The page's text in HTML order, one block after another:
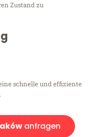
Zustand zu
schnelle und effiziente
anfragen